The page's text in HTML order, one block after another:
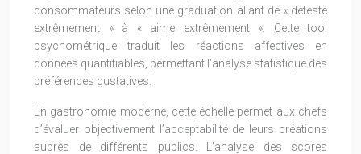
consommateurs selon une graduation allant de « déteste
extrêmement » à « aime extrêmement ». Cette tool
psychométrique traduit les réactions affectives en
données quantifiables, permettant l’analyse statistique des
préférences gustatives.
En gastronomie moderne, cette échelle permet aux chefs
d’évaluer objectivement l’acceptabilité de leurs créations
auprès de différents publics. L’analyse des scores